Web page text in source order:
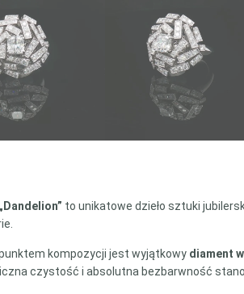
„Dandelion” to unikatowe dzieło sztuki
kompozycji jest wyjątkowy diament
czystość i absolutna bezbarwność